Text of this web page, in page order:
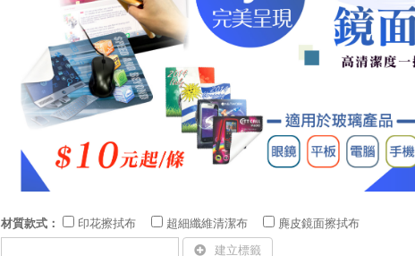
材質款式： 印花擦拭布 超細纖維清潔布
麂皮鏡面擦拭布
建立標籤